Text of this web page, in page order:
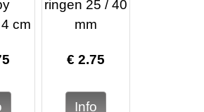
cm
ringen 25 / 40
mm
€2.75